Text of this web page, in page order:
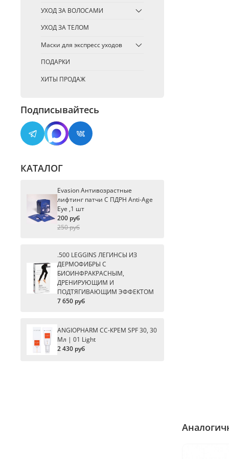
УХОД ЗА ВОЛОСАМИ
УХОД ЗА ТЕЛОМ
Маски для экспресс уходов
ПОДАРКИ
ХИТЫ ПРОДАЖ
Подписывайтесь
КАТАЛОГ
Evasion Антивозрастные
лифтинг патчи С ПДРН Anti-Age
Eye ,1 шт
200 руб
250 руб
.500 LEGGINS ЛЕГИНСЫ ИЗ
ДЕРМОФИБРЫ С
БИОИНФРАКРАСНЫМ,
ДРЕНИРУЮЩИМ И
ПОДТЯГИВАЮЩИМ ЭФФЕКТОМ
7 650 руб
ANGIOPHARM CC-КРЕМ SPF 30, 30
Мл | 01 Light
2 430 руб